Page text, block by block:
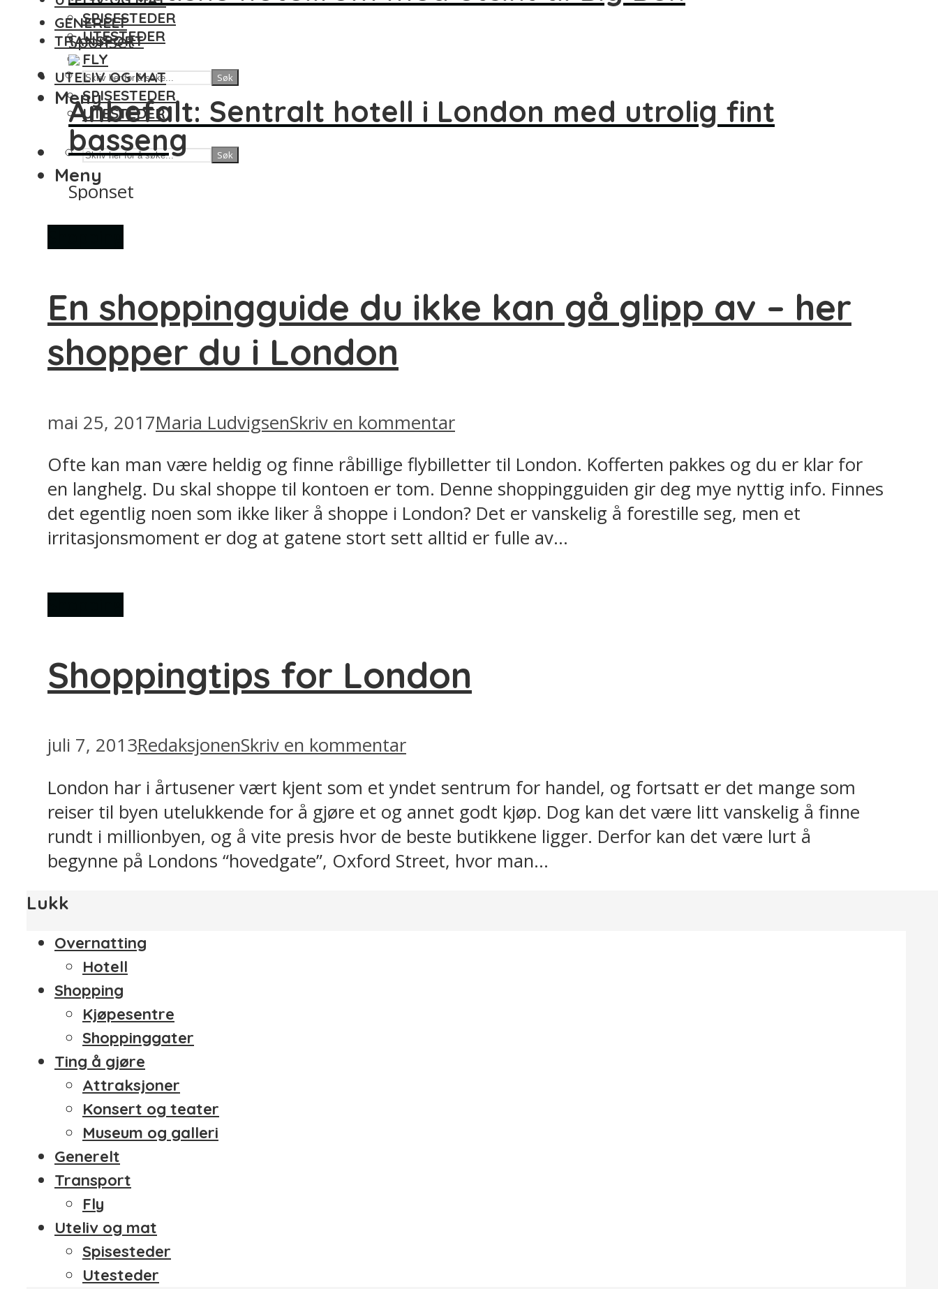
SPISESTEDER
UTESTEDER
Søk
Meny
GENERELT
TRANSPORT
FLY
UTELIV OG MAT
SPISESTEDER
UTESTEDER
Søk
Meny
Sponset
Anbefalt: Sentralt hotell i London med utrolig fint
basseng
Sponset
En shoppingguide du ikke kan gå glipp av – her
shopper du i London
mai 25, 2017Maria LudvigsenSkriv en kommentar
Ofte kan man være heldig og finne råbillige flybilletter til London. Kofferten pakkes og du er klar for
en langhelg. Du skal shoppe til kontoen er tom. Denne shoppingguiden gir deg mye nyttig info. Finnes
det egentlig noen som ikke liker å shoppe i London? Det er vanskelig å forestille seg, men et
irritasjonsmoment er dog at gatene stort sett alltid er fulle av...
Shoppingtips for London
juli 7, 2013RedaksjonenSkriv en kommentar
London har i årtusener vært kjent som et yndet sentrum for handel, og fortsatt er det mange som
reiser til byen utelukkende for å gjøre et og annet godt kjøp. Dog kan det være litt vanskelig å finne
rundt i millionbyen, og å vite presis hvor de beste butikkene ligger. Derfor kan det være lurt å
begynne på Londons “hovedgate”, Oxford Street, hvor man...
Lukk
Overnatting
Hotell
Shopping
Kjøpesentre
Shoppinggater
Ting å gjøre
Attraksjoner
Konsert og teater
Museum og galleri
Generelt
Transport
Fly
Uteliv og mat
Spisesteder
Utesteder